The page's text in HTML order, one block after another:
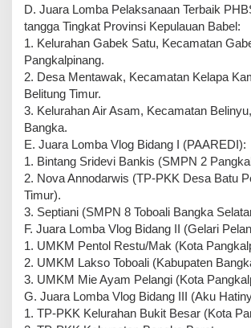
D. Juara Lomba Pelaksanaan Terbaik
tangga Tingkat Provinsi Kepulauan Babel:
1. Kelurahan Gabek Satu, Kecamatan
Pangkalpinang.
2. Desa Mentawak, Kecamatan Kelapa
Belitung Timur.
3. Kelurahan Air Asam, Kecamatan
Bangka.
E. Juara Lomba Vlog Bidang I (PAAREDI):
1. Bintang Sridevi Bankis (SMPN 2
2. Nova Annodarwis (TP-PKK Desa Batu
Timur).
3. Septiani (SMPN 8 Toboali Bangka
F. Juara Lomba Vlog Bidang II (Gelari
1. UMKM Pentol Restu/Mak (Kota
2. UMKM Lakso Toboali (Kabupaten
3. UMKM Mie Ayam Pelangi (Kota
G. Juara Lomba Vlog Bidang III (Aku
1. TP-PKK Kelurahan Bukit Besar (Kota